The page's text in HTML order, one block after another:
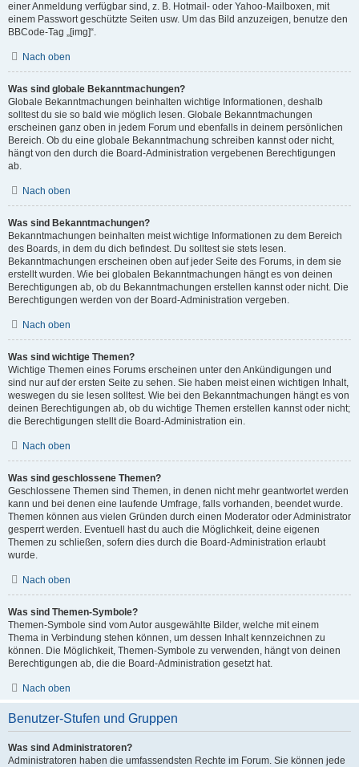
einer Anmeldung verfügbar sind, z. B. Hotmail- oder Yahoo-Mailboxen, mit
einem Passwort geschützte Seiten usw. Um das Bild anzuzeigen, benutze den
BBCode-Tag „[img]“.
Nach oben
Was sind globale Bekanntmachungen?
Globale Bekanntmachungen beinhalten wichtige Informationen, deshalb
solltest du sie so bald wie möglich lesen. Globale Bekanntmachungen
erscheinen ganz oben in jedem Forum und ebenfalls in deinem persönlichen
Bereich. Ob du eine globale Bekanntmachung schreiben kannst oder nicht,
hängt von den durch die Board-Administration vergebenen Berechtigungen
ab.
Nach oben
Was sind Bekanntmachungen?
Bekanntmachungen beinhalten meist wichtige Informationen zu dem Bereich
des Boards, in dem du dich befindest. Du solltest sie stets lesen.
Bekanntmachungen erscheinen oben auf jeder Seite des Forums, in dem sie
erstellt wurden. Wie bei globalen Bekanntmachungen hängt es von deinen
Berechtigungen ab, ob du Bekanntmachungen erstellen kannst oder nicht. Die
Berechtigungen werden von der Board-Administration vergeben.
Nach oben
Was sind wichtige Themen?
Wichtige Themen eines Forums erscheinen unter den Ankündigungen und
sind nur auf der ersten Seite zu sehen. Sie haben meist einen wichtigen Inhalt,
weswegen du sie lesen solltest. Wie bei den Bekanntmachungen hängt es von
deinen Berechtigungen ab, ob du wichtige Themen erstellen kannst oder nicht;
die Berechtigungen stellt die Board-Administration ein.
Nach oben
Was sind geschlossene Themen?
Geschlossene Themen sind Themen, in denen nicht mehr geantwortet werden
kann und bei denen eine laufende Umfrage, falls vorhanden, beendet wurde.
Themen können aus vielen Gründen durch einen Moderator oder Administrator
gesperrt werden. Eventuell hast du auch die Möglichkeit, deine eigenen
Themen zu schließen, sofern dies durch die Board-Administration erlaubt
wurde.
Nach oben
Was sind Themen-Symbole?
Themen-Symbole sind vom Autor ausgewählte Bilder, welche mit einem
Thema in Verbindung stehen können, um dessen Inhalt kennzeichnen zu
können. Die Möglichkeit, Themen-Symbole zu verwenden, hängt von deinen
Berechtigungen ab, die die Board-Administration gesetzt hat.
Nach oben
Benutzer-Stufen und Gruppen
Was sind Administratoren?
Administratoren haben die umfassendsten Rechte im Forum. Sie können jede